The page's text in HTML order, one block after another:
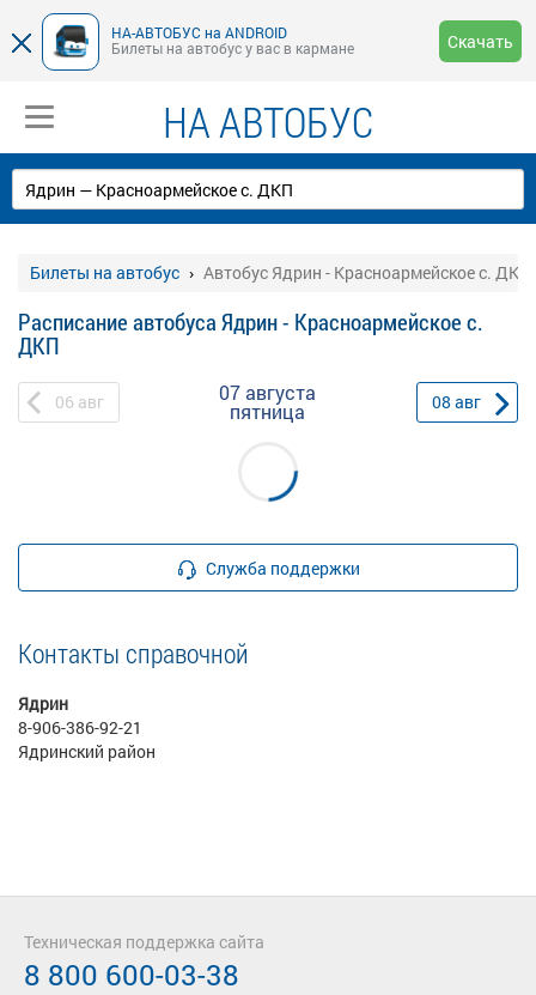
НА-АВТОБУС на ANDROID
Билеты на автобус у вас в кармане
Скачать
НА АВТОБУС
Билеты на автобус Автобус Ядрин - Красноармейское с. ДКП
Расписание автобуса Ядрин - Красноармейское с.
ДКП
06 авг 07 августа
пятница 08 авг
Служба поддержки
Контакты справочной
Ядрин
8-906-386-92-21
Ядринский район
Техническая поддержка сайта
8 800 600-03-38